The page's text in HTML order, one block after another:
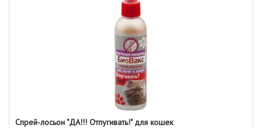
Спрей-лосьон "ДА!!! Отпугивать!" для кошек